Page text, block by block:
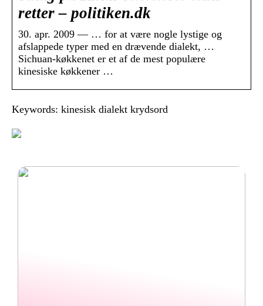
retter – politiken.dk
30. apr. 2009 — … for at være nogle lystige og
afslappede typer med en drævende dialekt, …
Sichuan-køkkenet er et af de mest populære
kinesiske køkkener …
Keywords: kinesisk dialekt krydsord